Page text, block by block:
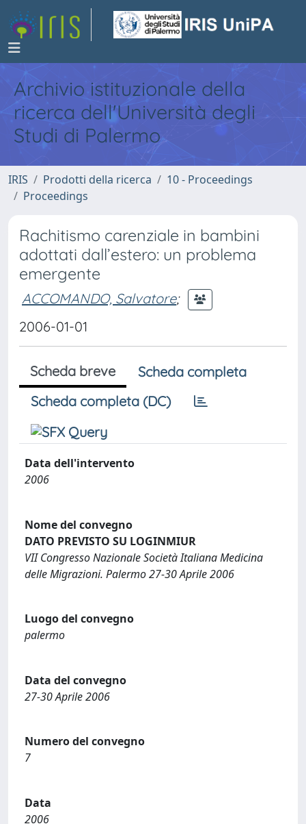
Archivio istituzionale della
ricerca dell'Università degli
Studi di Palermo
IRIS Prodotti della ricerca
10 - Proceedings
Proceedings
Rachitismo carenziale in bambini
adottati dall’estero: un problema
emergente
ACCOMANDO, Salvatore;
2006-01-01
Scheda breve
Scheda completa
Scheda completa (DC)
Data dell'intervento
2006
Nome del convegno
DATO PREVISTO SU LOGINMIUR
VII Congresso Nazionale Società Italiana Medicina
delle Migrazioni. Palermo 27-30 Aprile 2006
Luogo del convegno
palermo
Data del convegno
27-30 Aprile 2006
Numero del convegno
7
Data
2006